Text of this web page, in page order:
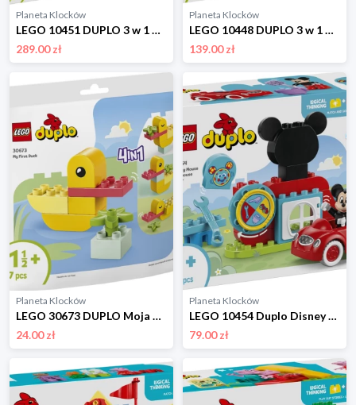
Planeta Klocków
LEGO 10451 DUPLO 3 w 1 Dinozaury na kółkach Lego
289.00 zł
Planeta Klocków
LEGO 10448 DUPLO 3 w 1 Zwierzątka na kółkach Lego
139.00 zł
Planeta Klocków
LEGO 30673 DUPLO Moja pierwsza kaczuszka Lego
24.00 zł
Planeta Klocków
LEGO 10454 Duplo Disney Klub przyjaciół Myszki Miki i samochód Lego
79.00 zł